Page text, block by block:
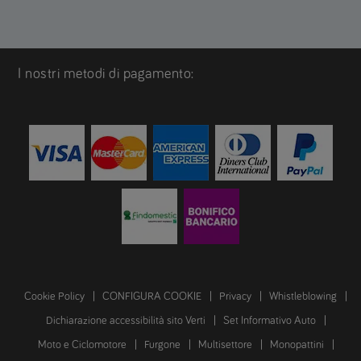
I nostri metodi di pagamento:
Cookie Policy CONFIGURA COOKIE Privacy Whistleblowing
Dichiarazione accessibilità sito Verti Set Informativo Auto
Moto e Ciclomotore Furgone Multisettore Monopattini